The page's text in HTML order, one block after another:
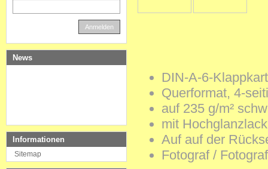
DIN-A-6-
Querformat, 4-
auf 235 g/m²
mit Hochglanzlack
Auf auf der
Fotograf /
Anmelden
News
Informationen
Sitemap